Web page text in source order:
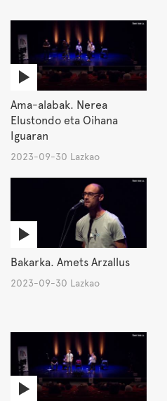
Ama-alabak. Nerea
Elustondo eta Oihana
Iguaran
2023-09-30 Lazkao
Bakarka. Amets Arzallus
2023-09-30 Lazkao